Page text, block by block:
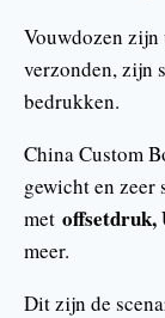
Vouwdozen zijn
verzonden, zijn
bedrukken.
China Custom
gewicht en
met offsetdruk,
meer.
Dit zijn de